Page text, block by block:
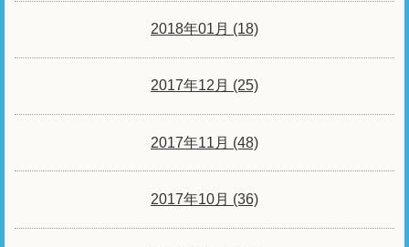
2018年01月 (18)
2017年12月 (25)
2017年11月 (48)
2017年10月 (36)